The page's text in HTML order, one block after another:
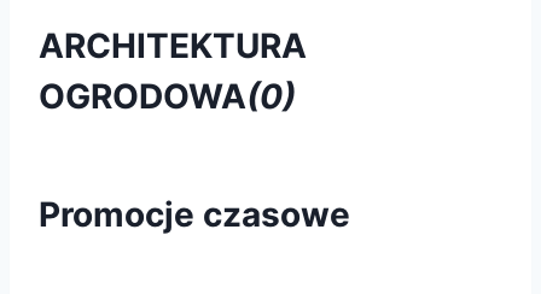
ARCHITEKTURA
OGRODOWA(0)
Promocje czasowe